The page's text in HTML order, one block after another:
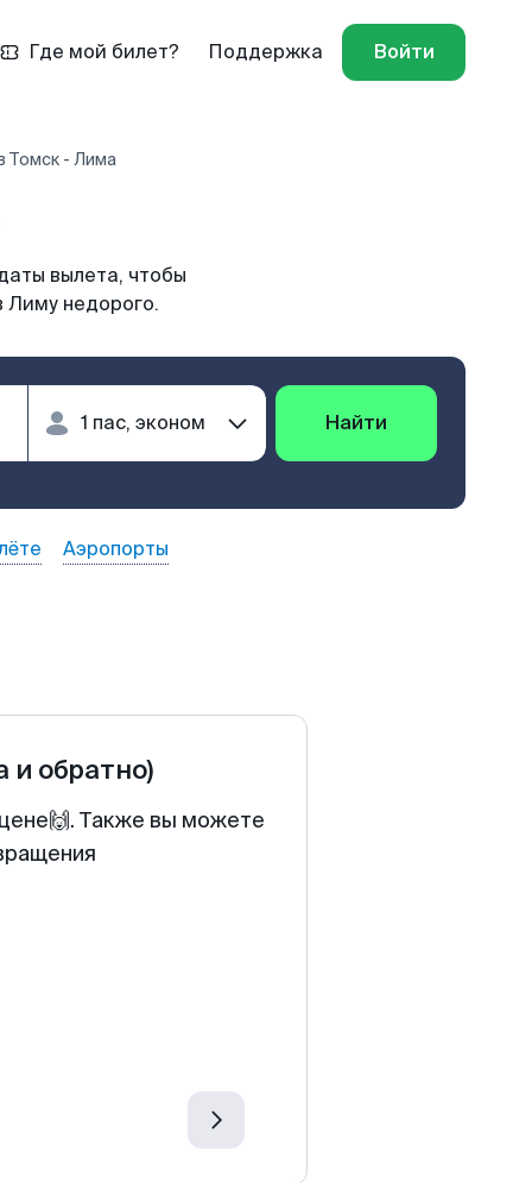
Где мой билет? Поддержка Войти
Томск - Лима
вылета, чтобы
Лиму недорого.
Найти
Аэропорты
и обратно)
Также вы можете